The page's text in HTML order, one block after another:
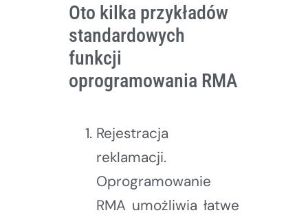
Oto kilka przykładów
standardowych
funkcji
oprogramowania RMA
Rejestracja
reklamacji.
Oprogramowanie
RMA umożliwia łatwe